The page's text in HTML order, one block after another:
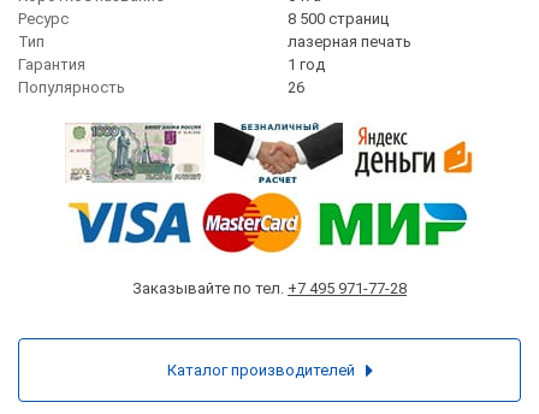
Ресурс
8 500 страниц
Тип
лазерная печать
Гарантия
1 год
Популярность
26
Заказывайте по тел. +7 495 971-77-28